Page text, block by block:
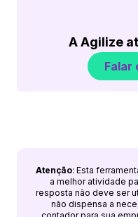
A Agilize
Falar
Atenção: Esta
a melhor atividade
resposta não deve ser
não dispensa a